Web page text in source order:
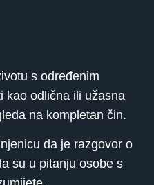
s određenim
kao odlična ili užasna
na kompletan čin.
da je razgovor o
su u pitanju osobe s